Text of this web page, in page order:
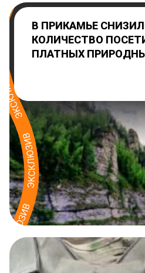
В ПРИКАМЬЕ
КОЛИЧЕСТВО
ПЛАТНЫХ